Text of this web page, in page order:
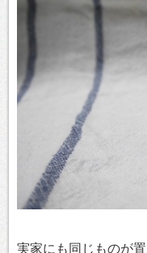
実家にも同じものが